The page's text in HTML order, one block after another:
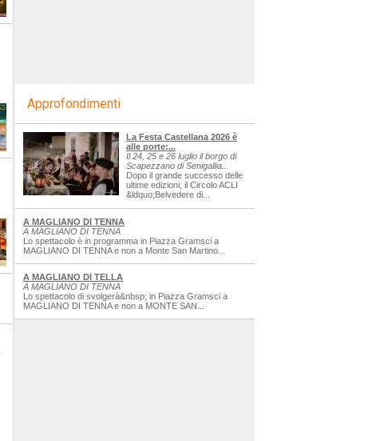
Approfondimenti
La Festa Castellana 2026 è
alle porte:...
Il 24, 25 e 26 luglio il borgo di
Scapezzano di Senigallia...
Dopo il grande successo delle
ultime edizioni, il Circolo ACLI
&ldquo;Belvedere di...
A MAGLIANO DI TENNA
A MAGLIANO DI TENNA
Lo spettacolo è in programma in Piazza Gramsci a
MAGLIANO DI TENNA e non a Monte San Martino...
A MAGLIANO DI TELLA
A MAGLIANO DI TENNA
Lo spettacolo di svolgerà&nbsp; in Piazza Gramsci a
MAGLIANO DI TENNA e non a MONTE SAN...